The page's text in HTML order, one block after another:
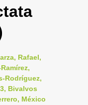
Rafael,
Rodríguez,
Bivalvos
México